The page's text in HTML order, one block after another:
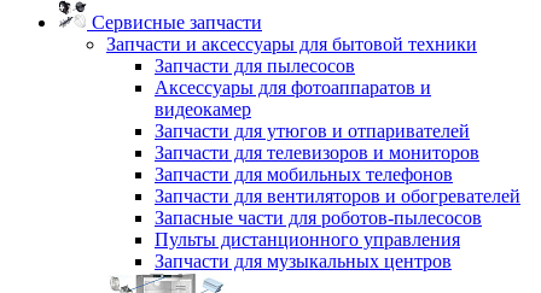
Сервисные запчасти
Запчасти и аксессуары для бытовой техники
Запчасти для пылесосов
Аксессуары для фотоаппаратов и
видеокамер
Запчасти для утюгов и отпаривателей
Запчасти для телевизоров и мониторов
Запчасти для мобильных телефонов
Запчасти для вентиляторов и обогревателей
Запасные части для роботов-пылесосов
Пульты дистанционного управления
Запчасти для музыкальных центров